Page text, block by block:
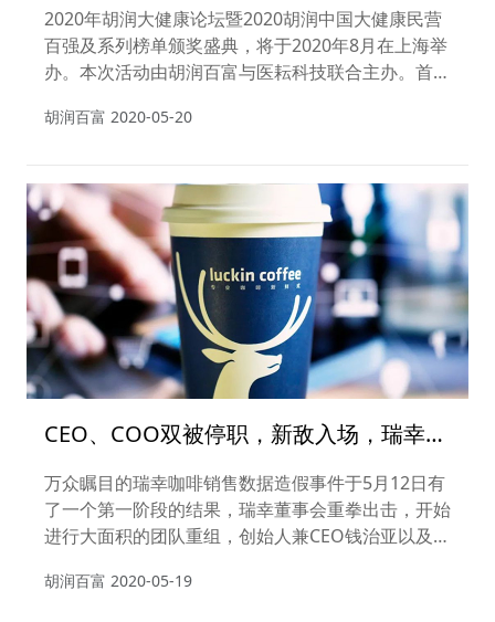
2020年胡润大健康论坛暨2020胡润中国大健康民营
百强及系列榜单颁奖盛典，将于2020年8月在上海举
办。本次活动由胡润百富与医耘科技联合主办。首届
交替之际最具规模的大健康行业盛会，被誉为医疗健
荟萃，共同研讨行业新思维。当晚，入围的近千家大
健康企业系列榜单也即将揭晓。
胡润百富 2020-05-20
CEO、COO双被停职，新敌入场，瑞幸翻
盘的几率有多大？
万众瞩目的瑞幸咖啡销售数据造假事件于5月12日有
了一个第一阶段的结果，瑞幸董事会重拳出击，开始
进行大面积的团队重组，创始人兼CEO钱治亚以及已
了新的管理团队。公司联合创始人、高级副总裁郭谨
胡润百富 2020-05-19